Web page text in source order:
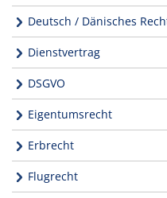
Deutsch / Dänisches
Dienstvertrag
DSGVO
Eigentumsrecht
Erbrecht
Flugrecht